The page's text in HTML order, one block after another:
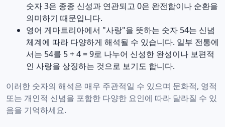
숫자 3은 종종 신성과 연관되고 0은 완전함이나 순환을
의미하기 때문입니다.
영어 게마트리아에서 "사랑"을 뜻하는 숫자 54는 신념
체계에 따라 다양하게 해석될 수 있습니다. 일부 전통에
서는 54를 5 + 4 = 9로 나누어 신성한 완성이나 보편적
인 사랑을 상징하는 것으로 보기도 합니다.
이러한 숫자의 해석은 매우 주관적일 수 있으며 문화적, 영적
또는 개인적 신념을 포함한 다양한 요인에 따라 달라질 수 있
음을 기억하세요.